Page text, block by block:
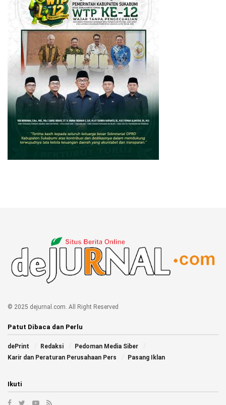
© 2025 dejurnal.com. All Right Reserved
Patut Dibaca dan Perlu
dePrint Redaksi
Pedoman Media Siber
Karir dan Peraturan Perusahaan Pers
Pasang Iklan
Ikuti